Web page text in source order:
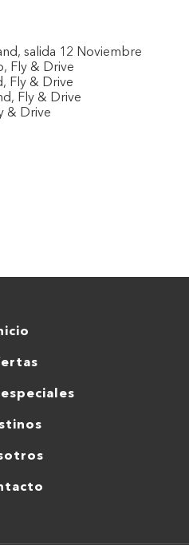
salida 12 Noviembre
Fly & Drive
Fly & Drive
Fly & Drive
& Drive